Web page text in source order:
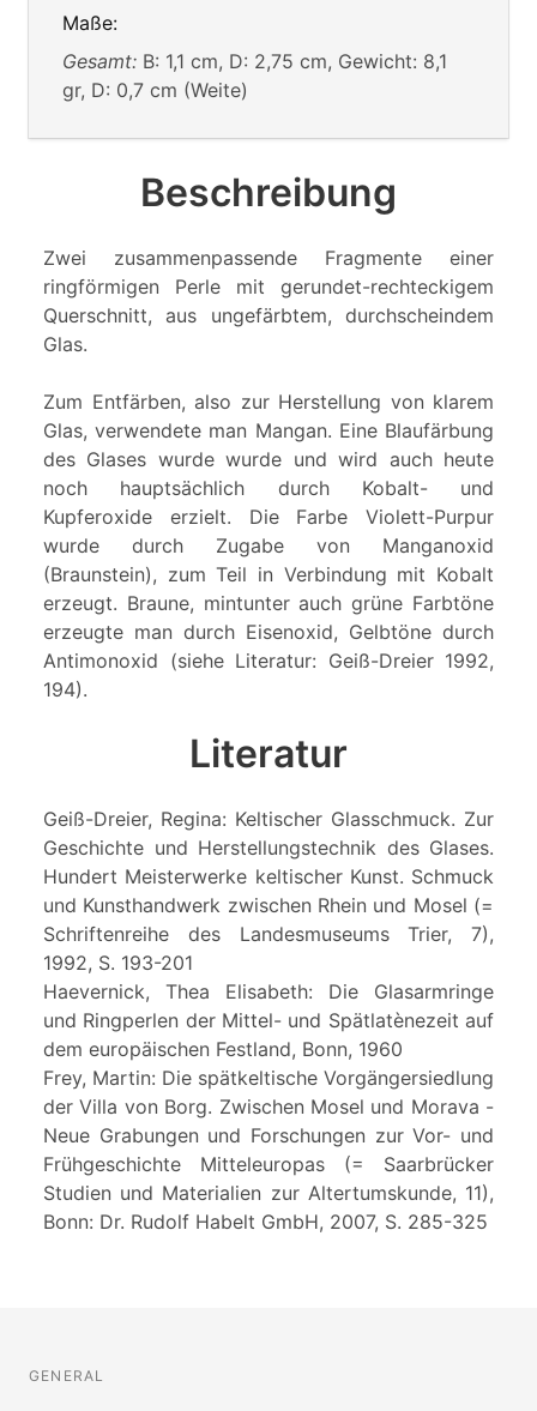
Maße:
Gesamt: B: 1,1 cm, D: 2,75 cm, Gewicht: 8,1
gr, D: 0,7 cm (Weite)
Beschreibung
Zwei zusammenpassende Fragmente einer
ringförmigen Perle mit gerundet-rechteckigem
Querschnitt, aus ungefärbtem, durchscheindem
Glas.
Zum Entfärben, also zur Herstellung von klarem
Glas, verwendete man Mangan. Eine Blaufärbung
des Glases wurde wurde und wird auch heute
noch hauptsächlich durch Kobalt- und
Kupferoxide erzielt. Die Farbe Violett-Purpur
wurde durch Zugabe von Manganoxid
(Braunstein), zum Teil in Verbindung mit Kobalt
erzeugt. Braune, mintunter auch grüne Farbtöne
erzeugte man durch Eisenoxid, Gelbtöne durch
Antimonoxid (siehe Literatur: Geiß-Dreier 1992,
194).
Literatur
Geiß-Dreier, Regina: Keltischer Glasschmuck. Zur
Geschichte und Herstellungstechnik des Glases.
Hundert Meisterwerke keltischer Kunst. Schmuck
und Kunsthandwerk zwischen Rhein und Mosel (=
Schriftenreihe des Landesmuseums Trier, 7),
1992, S. 193-201
Haevernick, Thea Elisabeth: Die Glasarmringe
und Ringperlen der Mittel- und Spätlatènezeit auf
dem europäischen Festland, Bonn, 1960
Frey, Martin: Die spätkeltische Vorgängersiedlung
der Villa von Borg. Zwischen Mosel und Morava -
Neue Grabungen und Forschungen zur Vor- und
Frühgeschichte Mitteleuropas (= Saarbrücker
Studien und Materialien zur Altertumskunde, 11),
Bonn: Dr. Rudolf Habelt GmbH, 2007, S. 285-325
GENERAL